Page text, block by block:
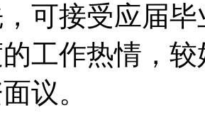
可接受应届
工作热情，
议。